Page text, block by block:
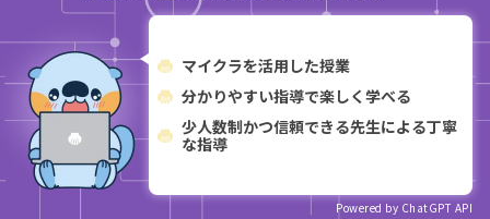
マイクラを活用した授業
分かりやすい指導で楽しく学べる
少人数制かつ信頼できる先生による丁寧
な指導
Powered by ChatGPT API